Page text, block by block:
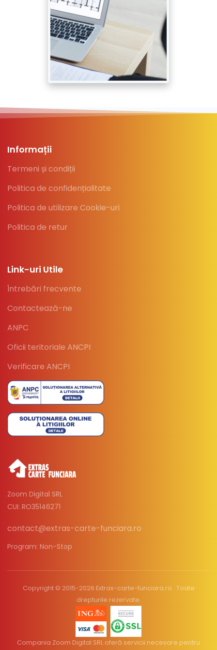
Informații
Termeni și condiții
Politica de confidențialitate
Politica de utilizare Cookie-uri
Politica de retur
Link-uri Utile
Întrebări frecvente
Contactează-ne
ANPC
Oficii teritoriale ANCPI
Verificare ANCPI
Zoom Digital SRL
CUI: RO35146271
contact@extras-carte-funciara.ro
Program: Non-Stop
Copyright © 2015-2026 Extras-carte-funciara.ro . Toate
drepturile rezervate.
Compania Zoom Digital SRL oferă servicii necesare pentru